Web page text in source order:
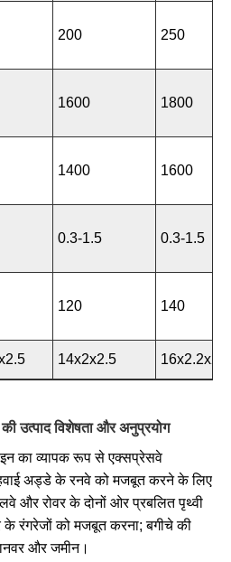
200 250
1600 1800
1400 1600
0.3-1.5 0.3-1.5
120 140
14x2x2.5 16x2.2x2.5
उत्पाद विशेषता और अनुप्रयोग
का व्यापक रूप से एक्सप्रेसवे
अड्डे के रनवे को मजबूत करने के लिए
और रोवर के दोनों ओर प्रबलित पृथ्वी
रंगरेजों को मजबूत करना; बगीचे की
और जमीन।